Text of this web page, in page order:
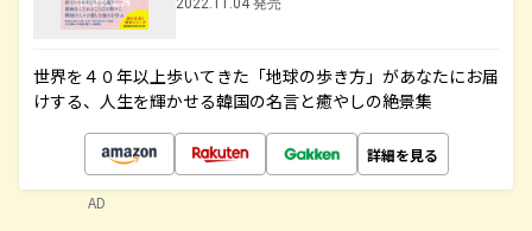
2022.11.04 発売
世界を４０年以上歩いてきた「地球の歩き方」があなたにお届
けする、人生を輝かせる韓国の名言と癒やしの絶景集
詳細を見る
AD